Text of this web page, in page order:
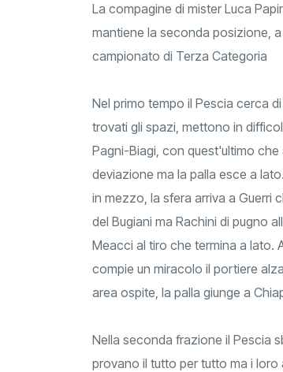
La compagine di mister Luca
mantiene la seconda posizione,
campionato di Terza Categoria
Nel primo tempo il Pescia cerca
trovati gli spazi, mettono in
Pagni-Biagi, con quest'ultimo
deviazione ma la palla esce a
in mezzo, la sfera arriva a Guerri
del Bugiani ma Rachini di pugno
Meacci al tiro che termina a lato.
compie un miracolo il portiere
area ospite, la palla giunge a
Nella seconda frazione il Pescia
provano il tutto per tutto ma i